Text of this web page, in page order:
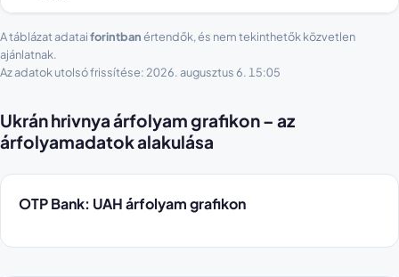
A táblázat adataiforintbanértendők, és nem tekinthetők közvetlen
ajánlatnak.
Az adatok utolsó frissítése: 2026. augusztus 6. 15:05
Ukrán hrivnya árfolyam grafikon – az
árfolyamadatok alakulása
OTP Bank: UAH árfolyam grafikon